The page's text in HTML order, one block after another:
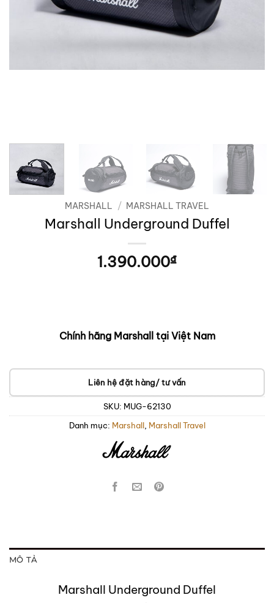
MARSHALL / MARSHALL TRAVEL
Marshall Underground Duffel
1.390.000₫
Chính hãng Marshall tại Việt Nam
Liên hệ đặt hàng/ tư vấn
SKU: MUG-62130
Danh mục: Marshall, Marshall Travel
MÔ TẢ
Marshall Underground Duffel